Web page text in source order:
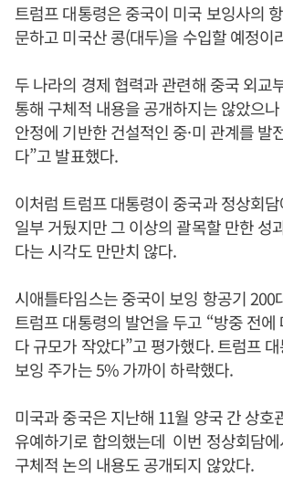
트럼프 대통령은 중국이 미국 보잉사의
문하고 미국산 콩(대두)을 수입할 예정이
두 나라의 경제 협력과 관련해 중국 외교
통해 구체적 내용을 공개하지는 않았으
안정에 기반한 건설적인 중·미 관계를 발
다”고 발표했다.
이처럼 트럼프 대통령이 중국과 정상회
일부 거뒀지만 그 이상의 괄목할 만한 성
다는 시각도 만만치 않다.
시애틀타임스는 중국이 보잉 항공기 200
트럼프 대통령의 발언을 두고 “방중 전에
다 규모가 작았다”고 평가했다. 트럼프
보잉 주가는 5% 가까이 하락했다.
미국과 중국은 지난해 11월 양국 간 상호
유예하기로 합의했는데 이번 정상회담
구체적 논의 내용도 공개되지 않았다.